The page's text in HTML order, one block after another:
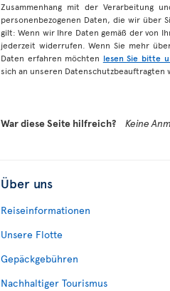
Zusammenhang mit der Verarbeitung
personenbezogenen Daten, die wir über
gilt: Wenn wir Ihre Daten gemäß der von
jederzeit widerrufen. Wenn Sie mehr
Daten erfahren möchten lesen Sie bitte
sich an unseren
War diese Seite hilfreich? Keine
Über uns
Reiseinformationen
Unsere Flotte
Gepäckgebühren
Nachhaltiger Tourismus